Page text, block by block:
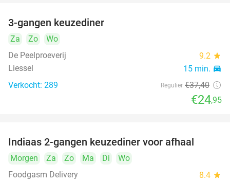
3-gangen keuzediner
Za Zo
Wo
De Peelproeverij
9.2 star
Liessel 15 min. directions_car
Verkocht: 289 Regulier €37,40
€24,95
Indiaas 2-gangen keuzediner voor afhaal
Morgen Za Zo Ma Di
Wo
Foodgasm Delivery
8.4 star